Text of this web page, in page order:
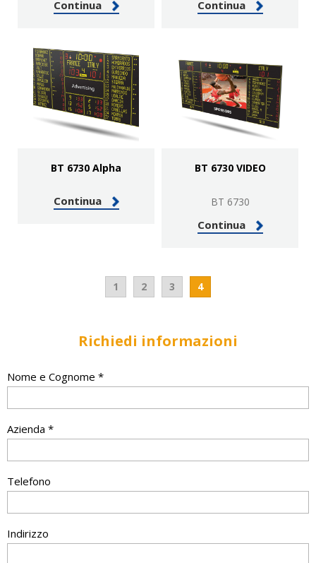
Continua Continua
BT 6730 Alpha
Continua
BT 6730 VIDEO
BT 6730
Continua
1 2 3 4
Richiedi informazioni
Nome e Cognome *
Azienda *
Telefono
Indirizzo